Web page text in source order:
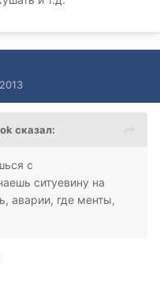
сказал:
с
ситуевину на
аварии, где менты,